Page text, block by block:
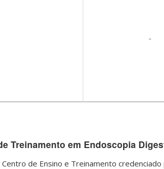
–
Treinamento em Endoscopia
Centro de Ensino e Treinamento